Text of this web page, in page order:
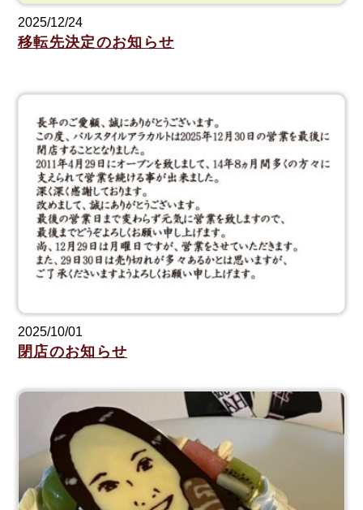
2025/12/24
移転先決定のお知らせ
2025/10/01
閉店のお知らせ